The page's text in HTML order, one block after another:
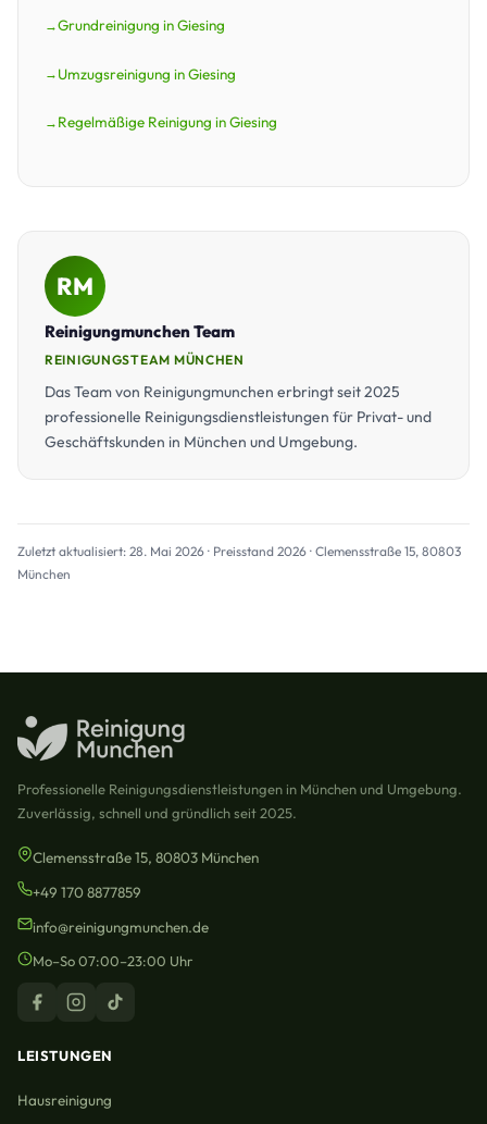
Grundreinigung in Giesing
Umzugsreinigung in Giesing
Regelmäßige Reinigung in Giesing
RM
Reinigungmunchen Team
REINIGUNGSTEAM MÜNCHEN
Das Team von Reinigungmunchen erbringt seit 2025
professionelle Reinigungsdienstleistungen für Privat- und
Geschäftskunden in München und Umgebung.
Zuletzt aktualisiert: 28. Mai 2026 · Preisstand 2026 · Clemensstraße 15, 80803
München
Professionelle Reinigungsdienstleistungen in München und Umgebung.
Zuverlässig, schnell und gründlich seit 2025.
Clemensstraße 15, 80803 München
+49 170 8877859
info@reinigungmunchen.de
Mo–So 07:00–23:00 Uhr
LEISTUNGEN
Hausreinigung